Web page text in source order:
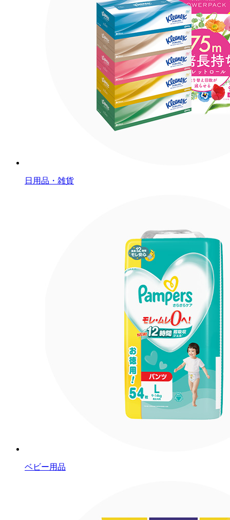
日用品・雑貨
ベビー用品